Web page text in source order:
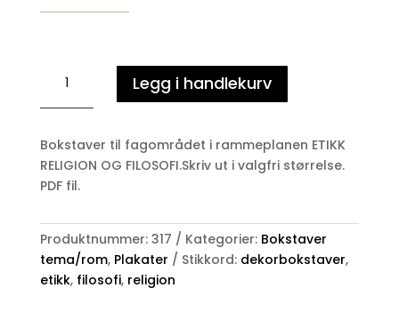
RELIGION
OG
-
bokstaver
antall
Legg i handlekurv
Bokstaver til fagområdet i rammeplanen ETIKK
RELIGION OG FILOSOFI.Skriv ut i valgfri størrelse.
PDF fil.
Produktnummer: 317 Kategorier: Bokstaver
tema/rom, Plakater Stikkord: dekorbokstaver,
etikk, filosofi, religion